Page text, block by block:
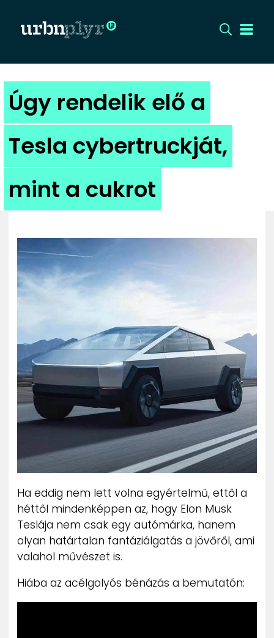
CÍMLAP
DIZÁJN
DIVAT
HIP
UTCA
ZENE
IMPRESSZUM
PR-ARCHÍVUM
ADATKEZELÉSI TÁJÉKOZTATÓ
Úgy rendelik elő a
Tesla cybertruckját,
mint a cukrot
Ha eddig nem lett volna egyértelmű, ettől a
héttől mindenképpen az, hogy Elon Musk
Teslája nem csak egy autómárka, hanem
olyan határtalan fantáziálgatás a jövőről, ami
valahol művészet is.
Hiába az acélgolyós bénázás a bemutatón: